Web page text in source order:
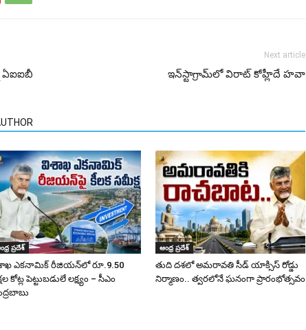
ఏఐఐబీ
Next article
ఇన్‌స్టాగ్రామ్‌లో విరాట్ కోహ్లీదే హవా
ప్రదేశ్
ఎకనామిక్ రీజియన్‌లో రూ.9.50
కోట్ల పెట్టుబడులే లక్ష్యం – సీఎం
ఆంధ్ర ప్రదేశ్
తుది దశలో అమరావతి సీడ్ యాక్సిస్ రోడ్డు
నిర్మాణం.. త్వరలోనే ఘనంగా ప్రారంభోత్సవం